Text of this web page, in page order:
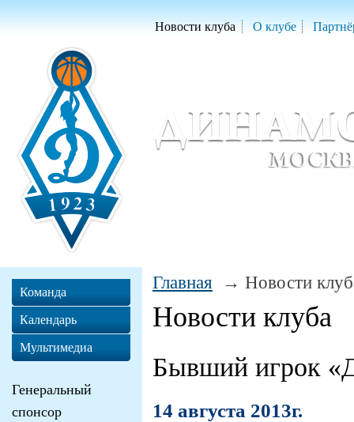
Новости клуба О клубе
Главная Новости
Новости клуба
Бывший игрок
14 августа 2013г.
Команда
Календарь
Мультимедиа
Генеральный
спонсор